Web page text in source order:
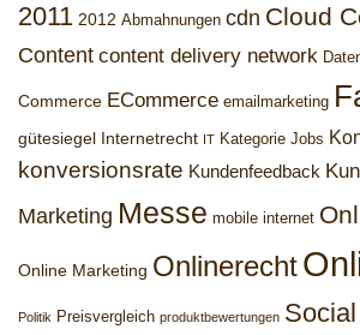
2011 2012 Abmahnungen cdn Cloud
Content content delivery network
Commerce ECommerce emailmarketing
gütesiegel Internetrecht IT Kategorie Jobs
konversionsrate Kundenfeedback
Marketing Messe mobile internet
Online Marketing Onlinerecht
Politik Preisvergleich produktbewertungen